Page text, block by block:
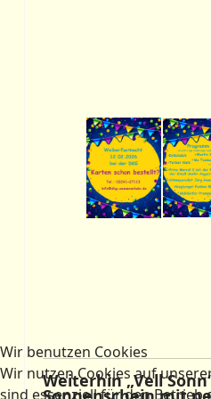
Weiterhin „Vell
Wir benutzen Cookies
Wir nutzen Cookies auf
sind essenziell für den Betrieb